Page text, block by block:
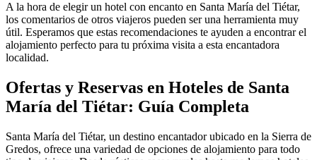
A la hora de elegir un hotel con encanto en Santa María del Tiétar,
los comentarios de otros viajeros pueden ser una herramienta muy
útil. Esperamos que estas recomendaciones te ayuden a encontrar el
alojamiento perfecto para tu próxima visita a esta encantadora
localidad.
Ofertas y Reservas en Hoteles de Santa
María del Tiétar: Guía Completa
Santa María del Tiétar, un destino encantador ubicado en la Sierra de
Gredos, ofrece una variedad de opciones de alojamiento para todo